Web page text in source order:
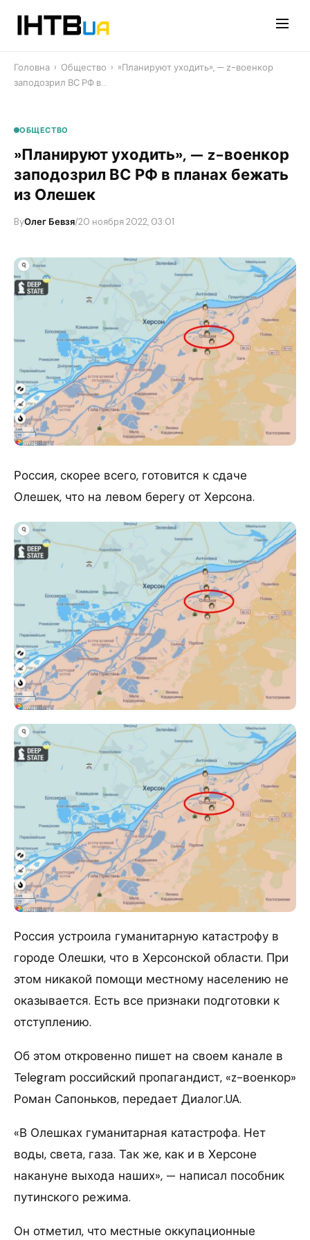
Головна › Общество › ​»Планируют уходить», — z-военкор
заподозрил ВС РФ в…
ОБЩЕСТВО
​»Планируют уходить», — z-военкор
заподозрил ВС РФ в планах бежать
из Олешек
ByОлег Бевзя/20 ноября 2022, 03:01
Россия, скорее всего, готовится к сдаче
Олешек, что на левом берегу от Херсона.
Россия устроила гуманитарную катастрофу в
городе Олешки, что в Херсонской области. При
этом никакой помощи местному населению не
оказывается. Есть все признаки подготовки к
отступлению.
Об этом откровенно пишет на своем канале в
Telegram российский пропагандист, «z-военкор»
Роман Сапоньков, передает Диалог.UA.
«В Олешках гуманитарная катастрофа. Нет
воды, света, газа. Так же, как и в Херсоне
накануне выхода наших», — написал пособник
путинского режима.
Он отметил, что местные оккупационные